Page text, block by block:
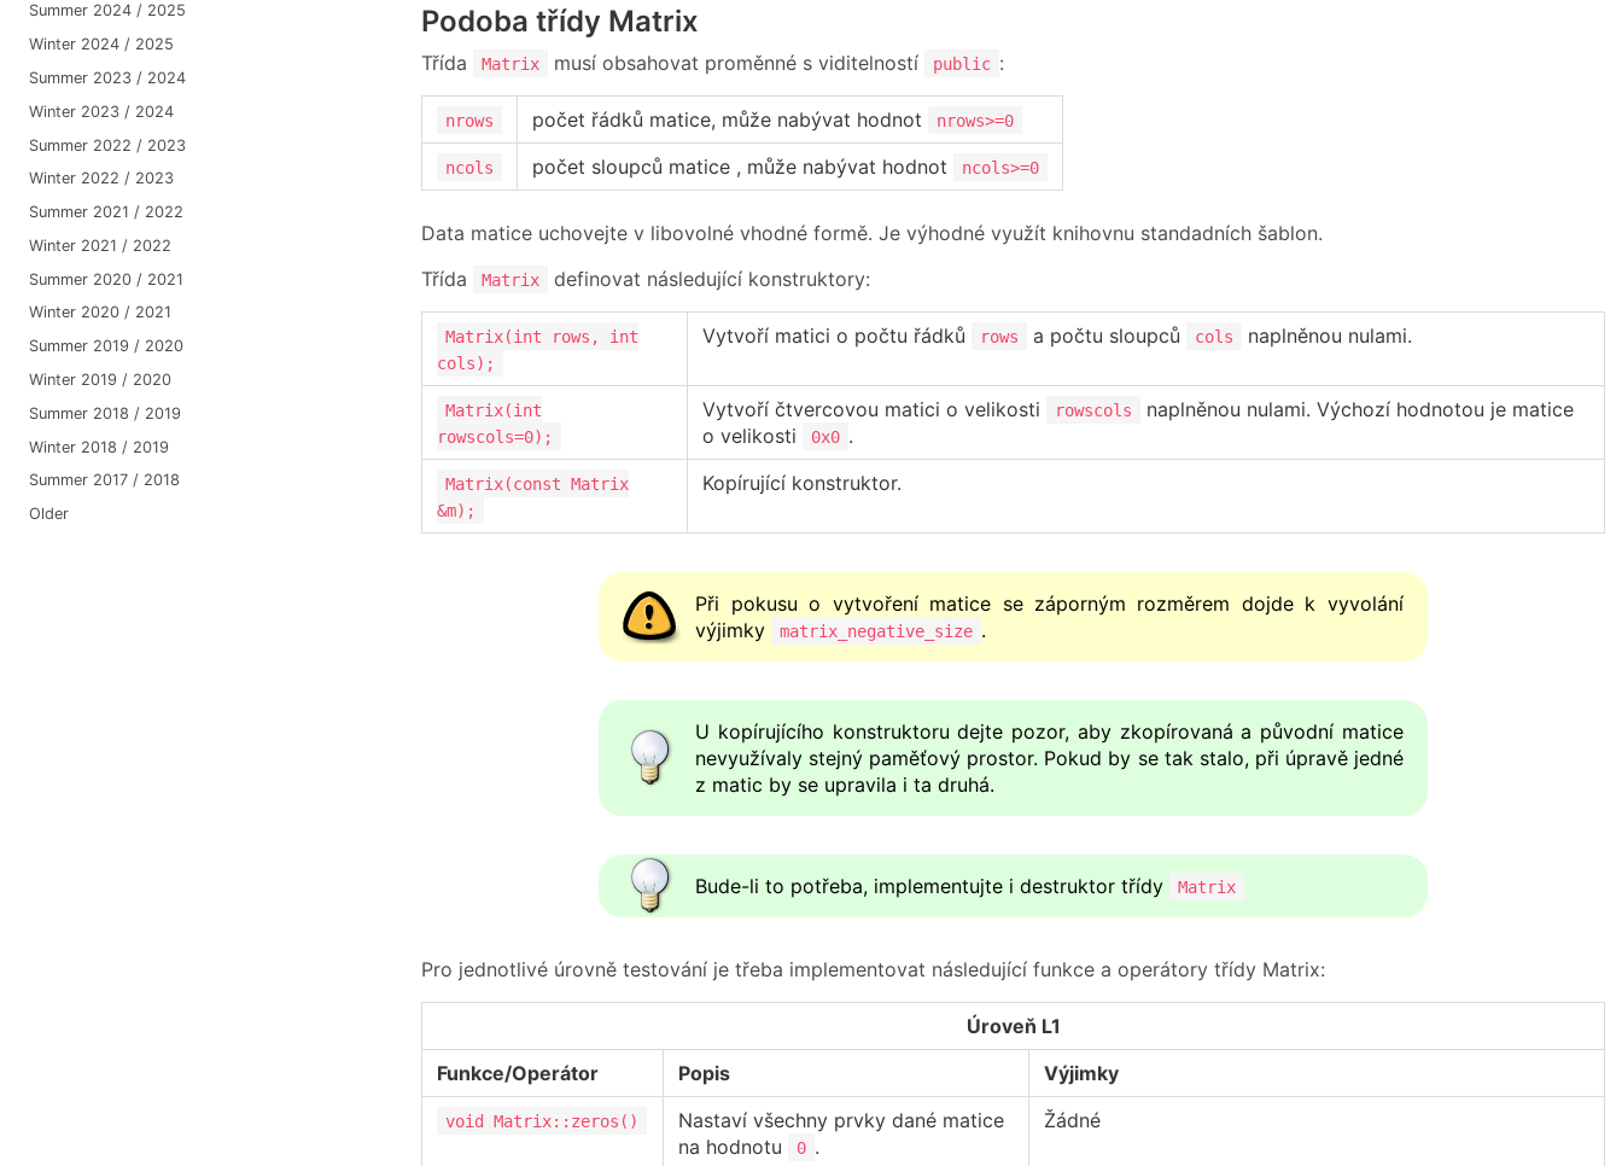
Summer 2024 / 2025
Winter 2024 / 2025
Summer 2023 / 2024
Winter 2023 / 2024
Summer 2022 / 2023
Winter 2022 / 2023
Summer 2021 / 2022
Winter 2021 / 2022
Summer 2020 / 2021
Winter 2020 / 2021
Summer 2019 / 2020
Winter 2019 / 2020
Summer 2018 / 2019
Winter 2018 / 2019
Summer 2017 / 2018
Older
Podoba třídy Matrix
Třída Matrix musí obsahovat proměnné s viditelností public :
nrows počet řádků matice, může nabývat hodnot nrows>=0
ncols počet sloupců matice , může nabývat hodnot ncols>=0
Data matice uchovejte v libovolné vhodné formě. Je výhodné využít knihovnu standadních šablon.
Třída
Matrix definovat následující konstruktory:
Matrix(int rows, int
cols);
Vytvoří matici o počtu řádků rows a počtu sloupců cols naplněnou nulami.
Matrix(int
rowscols=0);
Vytvoří čtvercovou matici o velikosti rowscols
naplněnou nulami. Výchozí hodnotou je matice
o velikosti
0x0 .
Matrix(const Matrix
&m);
Kopírující konstruktor.
Při pokusu o vytvoření matice se záporným rozměrem dojde k vyvolání
výjimky
matrix_negative_size .
U kopírujícího konstruktoru dejte pozor, aby zkopírovaná a původní matice
nevyužívaly stejný paměťový prostor. Pokud by se tak stalo, při úpravě jedné
z matic by se upravila i ta druhá.
Bude-li to potřeba, implementujte i destruktor třídy Matrix
Pro jednotlivé úrovně testování je třeba implementovat následující funkce a operátory třídy Matrix:
Úroveň L1
Funkce/Operátor
Popis Výjimky
void Matrix::zeros()
Nastaví všechny prvky dané matice
na hodnotu
0 .
Žádné